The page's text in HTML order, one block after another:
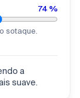
74 %
sotaque.
a
suave.